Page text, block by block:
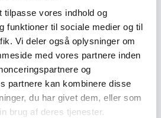
tilpasse vores indhold og
funktioner til sociale medier og til
Vi deler også oplysninger om
med vores partnere inden
og
partnere kan kombinere disse
du har givet dem, eller som
brug af deres tjenester.
P.O.Box 37287, Kampala
janepher.li@yahoo.com
Global Aktion -
Mennesker & miljø før
profit